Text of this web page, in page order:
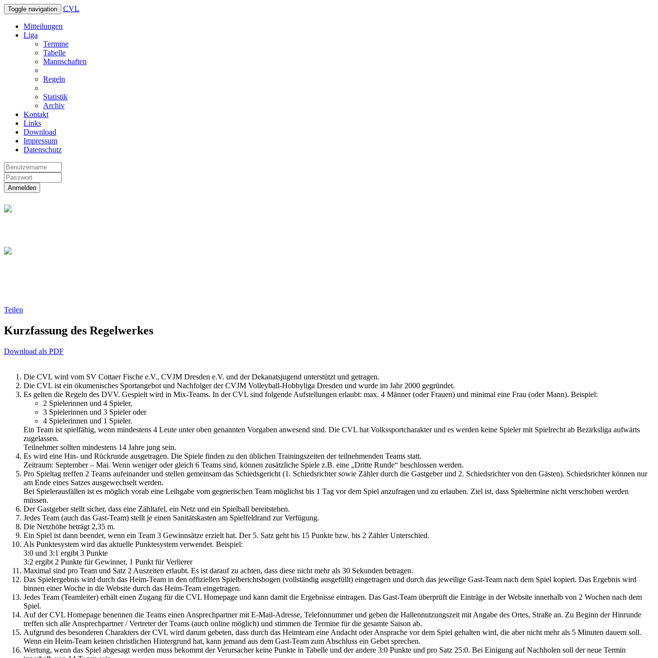
Toggle navigation CVL
Mitteilungen
Liga
Termine
Tabelle
Mannschaften
Regeln
Statistik
Archiv
Kontakt
Links
Download
Impressum
Datenschutz
Anmelden
Teilen
Kurzfassung des Regelwerkes
Download als PDF
Die CVL wird vom SV Cottaer Fische e.V., CVJM Dresden e.V. und der Dekanatsjugend unterstützt und getragen.
Die CVL ist ein ökumenisches Sportangebot und Nachfolger der CVJM Volleyball-Hobbyliga Dresden und wurde im Jahr 2000 gegründet.
Es gelten die Regeln des DVV. Gespielt wird in Mix-Teams. In der CVL sind folgende Aufstellungen erlaubt: max. 4 Männer (oder Frauen) und minimal eine Frau (oder Mann). Beispiel:
2 Spielerinnen und 4 Spieler,
3 Spielerinnen und 3 Spieler oder
4 Spielerinnen und 1 Spieler.
Ein Team ist spielfähig, wenn mindestens 4 Leute unter oben genannten Vorgaben anwesend sind. Die CVL hat Volkssportcharakter und es werden keine Spieler mit Spielrecht ab Bezirksliga aufwärts
zugelassen.
Teilnehmer sollten mindestens 14 Jahre jung sein.
Es wird eine Hin- und Rückrunde ausgetragen. Die Spiele finden zu den üblichen Trainingszeiten der teilnehmenden Teams statt.
Zeitraum: September – Mai. Wenn weniger oder gleich 6 Teams sind, können zusätzliche Spiele z.B. eine „Dritte Runde“ beschlossen werden.
Pro Spieltag treffen 2 Teams aufeinander und stellen gemeinsam das Schiedsgericht (1. Schiedsrichter sowie Zähler durch die Gastgeber und 2. Schiedsrichter von den Gästen). Schiedsrichter können nur
am Ende eines Satzes ausgewechselt werden.
Bei Spielerausfällen ist es möglich vorab eine Leihgabe vom gegnerischen Team möglichst bis 1 Tag vor dem Spiel anzufragen und zu erlauben. Ziel ist, dass Spieltermine nicht verschoben werden
müssen.
Der Gastgeber stellt sicher, dass eine Zähltafel, ein Netz und ein Spielball bereitstehen.
Jedes Team (auch das Gast-Team) stellt je einen Sanitätskasten am Spielfeldrand zur Verfügung.
Die Netzhöhe beträgt 2,35 m.
Ein Spiel ist dann beendet, wenn ein Team 3 Gewinnsätze erzielt hat. Der 5. Satz geht bis 15 Punkte bzw. bis 2 Zähler Unterschied.
Als Punktesystem wird das aktuelle Punktesystem verwendet. Beispiel:
3:0 und 3:1 ergibt 3 Punkte
3:2 ergibt 2 Punkte für Gewinner, 1 Punkt für Verlierer
Maximal sind pro Team und Satz 2 Auszeiten erlaubt. Es ist darauf zu achten, dass diese nicht mehr als 30 Sekunden betragen.
Das Spielergebnis wird durch das Heim-Team in den offiziellen Spielberichtsbogen (vollständig ausgefüllt) eingetragen und durch das jeweilige Gast-Team nach dem Spiel kopiert. Das Ergebnis wird
binnen einer Woche in die Website durch das Heim-Team eingetragen.
Jedes Team (Teamleiter) erhält einen Zugang für die CVL Homepage und kann damit die Ergebnisse eintragen. Das Gast-Team überprüft die Einträge in der Website innerhalb von 2 Wochen nach dem
Spiel.
Auf der CVL Homepage benennen die Teams einen Ansprechpartner mit E-Mail-Adresse, Telefonnummer und geben die Hallennutzungszeit mit Angabe des Ortes, Straße an. Zu Beginn der Hinrunde
treffen sich alle Ansprechpartner / Vertreter der Teams (auch online möglich) und stimmen die Termine für die gesamte Saison ab.
Aufgrund des besonderen Charakters der CVL wird darum gebeten, dass durch das Heimteam eine Andacht oder Ansprache vor dem Spiel gehalten wird, die aber nicht mehr als 5 Minuten dauern soll.
Wenn ein Heim-Team keinen christlichen Hintergrund hat, kann jemand aus dem Gast-Team zum Abschluss ein Gebet sprechen.
Wertung, wenn das Spiel abgesagt werden muss bekommt der Verursacher keine Punkte in Tabelle und der andere 3:0 Punkte und pro Satz 25:0. Bei Einigung auf Nachholen soll der neue Termin